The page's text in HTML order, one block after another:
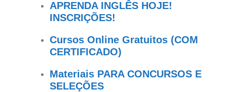
APRENDA INGLÊS HOJE!
INSCRIÇÕES!
Cursos Online Gratuitos (COM
CERTIFICADO)
Materiais PARA CONCURSOS E
SELEÇÕES